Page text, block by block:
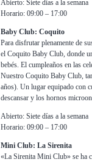
Abierto: Siete días a la semana
Horario: 09:00 – 17:00
Baby Club: Coquito
Para disfrutar plenamente de
el Coquito Baby Club, donde
bebés. El cumpleaños en las
Nuestro Coquito Baby Club,
años). Un lugar equipado con
descansar y los hornos
Abierto: Siete días a la semana
Horario: 09:00 – 17:00
Mini Club: La Sirenita
«La Sirenita Mini Club» se ha